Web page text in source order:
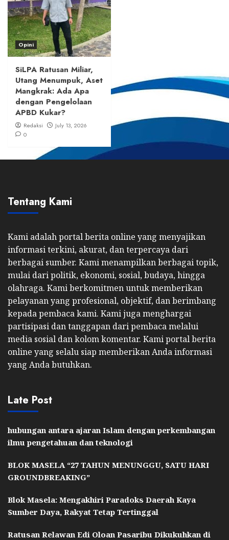
Opini
SiLPA Ratusan Miliar,
Utang Menumpuk, Aset
Mangkrak: Ada Apa
dengan Pengelolaan
APBD Kukar?
Redaksi
July 13, 2026
0
Tentang Kami
Kami adalah portal berita online yang menyajikan
informasi terkini, akurat, dan terpercaya dari
berbagai sumber. Kami menampilkan berbagai topik,
mulai dari politik, ekonomi, sosial, budaya, hingga
olahraga. Kami berkomitmen untuk memberikan
pelayanan yang profesional, objektif, dan berimbang
kepada pembaca kami. Kami juga menghargai
partisipasi dan tanggapan dari pembaca melalui
media sosial dan kolom komentar. Kami portal berita
online yang selalu siap memberikan Anda informasi
yang Anda butuhkan.
Late Post
hubungan antara ajaran Islam dengan perkembangan
ilmu pengetahuan dan teknologi
BLOK MASELA “27 TAHUN MENUNGGU, SATU HARI
GROUNDBREAKING”
Blok Masela: Mengakhiri Paradoks Daerah Kaya
Sumber Daya, Rakyat Tetap Tertinggal
Ratusan Relawan Edi Oloan Pasaribu Dikukuhkan di